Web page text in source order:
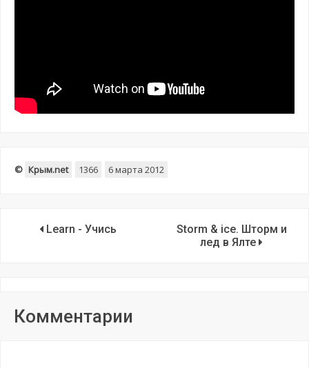
© Крым.net 1366 6 марта 2012
Learn - Учись
Storm & ice. Шторм и
лед в Ялте
Комментарии